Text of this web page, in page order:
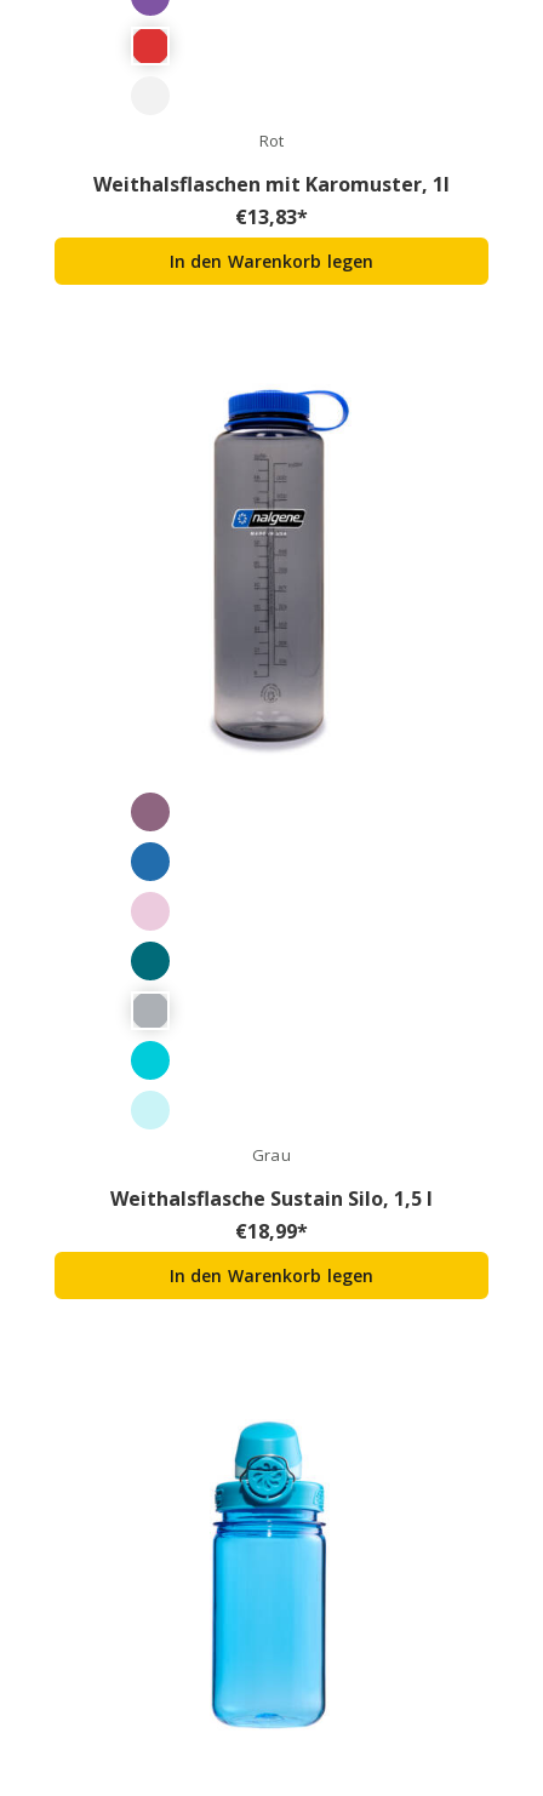
Rot
Weithalsflaschen mit Karomuster, 1l
€13,83*
In den Warenkorb legen
Grau
Weithalsflasche Sustain Silo, 1,5 l
€18,99*
In den Warenkorb legen